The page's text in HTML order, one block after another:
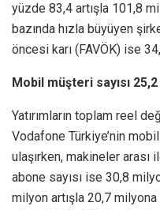
yüzde 83,4 artışla 101,8
bazında hızla büyüyen
öncesi karı (FAVÖK) ise
Mobil müşteri sayısı
Yatırımların toplam reel
Vodafone Türkiye’nin
ulaşırken, makineler
abone sayısı ise 30,8
milyon artışla 20,7 milyona